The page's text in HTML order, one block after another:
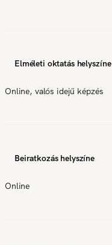
Elméleti oktatás helyszíne
Online, valós idejű képzés
Beiratkozás helyszíne
Online